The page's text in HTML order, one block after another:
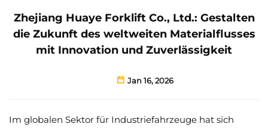
Zhejiang Huaye Forklift Co., Ltd.: Gestalten
die Zukunft des weltweiten Materialflusses
mit Innovation und Zuverlässigkeit
Jan 16, 2026
Im globalen Sektor für Industriefahrzeuge hat sich